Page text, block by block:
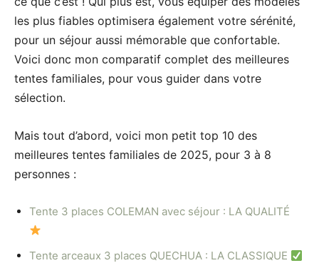
les plus fiables optimisera également votre sérénité,
pour un séjour aussi mémorable que confortable.
Voici donc mon comparatif complet des meilleures
tentes familiales, pour vous guider dans votre
sélection.
Mais tout d’abord, voici mon petit top 10 des
meilleures tentes familiales de 2025, pour 3 à 8
personnes :
Tente 3 places COLEMAN avec séjour : LA QUALITÉ
Tente arceaux 3 places QUECHUA : LA CLASSIQUE